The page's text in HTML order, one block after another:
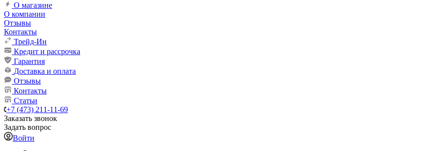
О магазине
О компании
Отзывы
Контакты
Трейд-Ин
Кредит и рассрочка
Гарантия
Доставка и оплата
Отзывы
Контакты
Статьи
+7 (473) 211-11-69
Заказать звонок
Задать вопрос
Войти